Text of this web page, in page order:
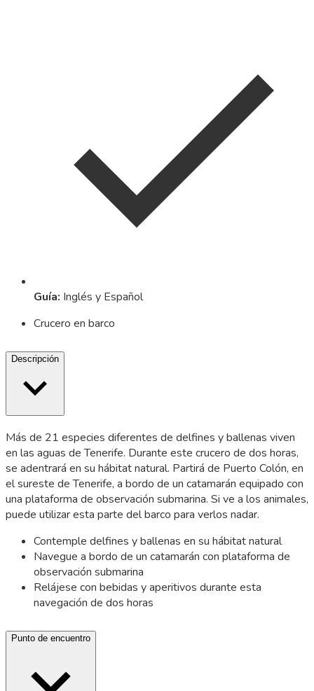
Guía: Inglés y Español
Crucero en barco
Descripción
Más de 21 especies diferentes de delfines y ballenas viven
en las aguas de Tenerife. Durante este crucero de dos horas,
se adentrará en su hábitat natural. Partirá de Puerto Colón, en
el sureste de Tenerife, a bordo de un catamarán equipado con
una plataforma de observación submarina. Si ve a los animales,
puede utilizar esta parte del barco para verlos nadar.
Contemple delfines y ballenas en su hábitat natural
Navegue a bordo de un catamarán con plataforma de
observación submarina
Relájese con bebidas y aperitivos durante esta
navegación de dos horas
Punto de encuentro